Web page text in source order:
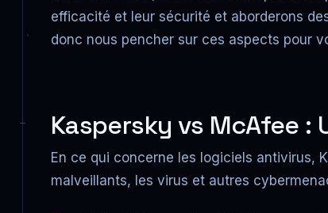
efficacité et leur sécurité et aborderons
donc nous pencher sur ces aspects pour
Kaspersky vs McAfee :
En ce qui concerne les logiciels antivirus,
malveillants, les virus et autres